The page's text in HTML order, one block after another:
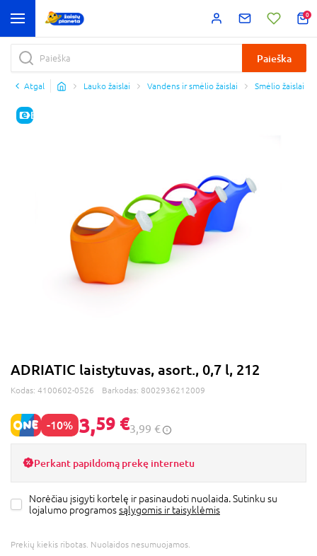
0
Paieška
Atgal Lauko žaislai Vandens ir smėlio žaislai Smėlio žaislai
E-KAINA
ADRIATIC laistytuvas, asort., 0,7 l, 212
Kodas: 4100602-0526 Barkodas: 8002936212009
-10% 3,59 €3,99 €
Perkant papildomą prekę internetu
Norėčiau įsigyti kortelę ir pasinaudoti nuolaida. Sutinku su
lojalumo programossąlygomis ir taisyklėmis
Prekių kiekis ribotas. Nuolaidos nesumuojamos.